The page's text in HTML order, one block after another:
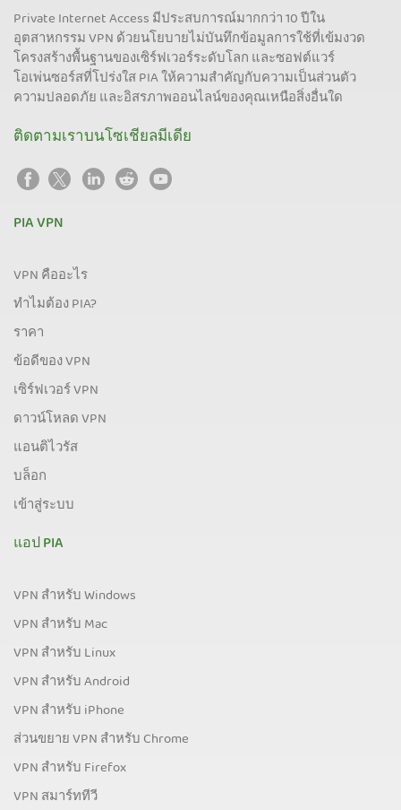
Private Internet Access มีประสบการณ์มากกว่า 10 ปีใน
อุตสาหกรรม VPN ด้วยนโยบายไม่บันทึกข้อมูลการใช้ที่เข้มงวด
โครงสร้างพื้นฐานของเซิร์ฟเวอร์ระดับโลก และซอฟต์แวร์
โอเพ่นซอร์สที่โปร่งใส PIA ให้ความสำคัญกับความเป็นส่วนตัว
ความปลอดภัย และอิสรภาพออนไลน์ของคุณเหนือสิ่งอื่นใด
ติดตามเราบนโซเชียลมีเดีย
PIA VPN
VPN คืออะไร
ทำไมต้อง PIA?
ราคา
ข้อดีของ VPN
เซิร์ฟเวอร์ VPN
ดาวน์โหลด VPN
แอนติไวรัส
บล็อก
เข้าสู่ระบบ
แอป PIA
VPN สำหรับ Windows
VPN สำหรับ Mac
VPN สำหรับ Linux
VPN สำหรับ Android
VPN สำหรับ iPhone
ส่วนขยาย VPN สำหรับ Chrome
VPN สำหรับ Firefox
VPN สมาร์ททีวี